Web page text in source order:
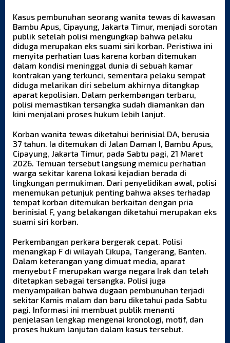
Kasus pembunuhan seorang wanita tewas di kawasan
Bambu Apus, Cipayung, Jakarta Timur, menjadi sorotan
publik setelah polisi mengungkap bahwa pelaku
diduga merupakan eks suami siri korban. Peristiwa ini
menyita perhatian luas karena korban ditemukan
dalam kondisi meninggal dunia di sebuah kamar
kontrakan yang terkunci, sementara pelaku sempat
diduga melarikan diri sebelum akhirnya ditangkap
aparat kepolisian. Dalam perkembangan terbaru,
polisi memastikan tersangka sudah diamankan dan
kini menjalani proses hukum lebih lanjut.
Korban wanita tewas diketahui berinisial DA, berusia
37 tahun. Ia ditemukan di Jalan Daman I, Bambu Apus,
Cipayung, Jakarta Timur, pada Sabtu pagi, 21 Maret
2026. Temuan tersebut langsung memicu perhatian
warga sekitar karena lokasi kejadian berada di
lingkungan permukiman. Dari penyelidikan awal, polisi
menemukan petunjuk penting bahwa akses terhadap
tempat korban ditemukan berkaitan dengan pria
berinisial F, yang belakangan diketahui merupakan eks
suami siri korban.
Perkembangan perkara bergerak cepat. Polisi
menangkap F di wilayah Cikupa, Tangerang, Banten.
Dalam keterangan yang dimuat media, aparat
menyebut F merupakan warga negara Irak dan telah
ditetapkan sebagai tersangka. Polisi juga
menyampaikan bahwa dugaan pembunuhan terjadi
sekitar Kamis malam dan baru diketahui pada Sabtu
pagi. Informasi ini membuat publik menanti
penjelasan lengkap mengenai kronologi, motif, dan
proses hukum lanjutan dalam kasus tersebut.